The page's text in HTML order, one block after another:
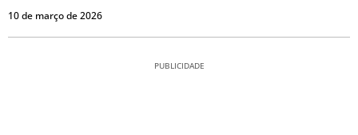
10 de março de 2026
PUBLICIDADE